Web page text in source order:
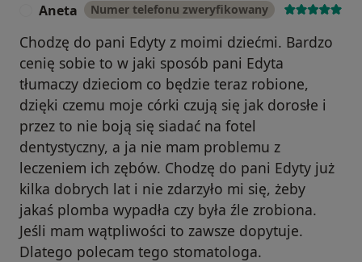
Aneta Numer telefonu zweryfikowany
Chodzę do pani Edyty z moimi dziećmi. Bardzo
cenię sobie to w jaki sposób pani Edyta
tłumaczy dzieciom co będzie teraz robione,
dzięki czemu moje córki czują się jak dorosłe i
przez to nie boją się siadać na fotel
dentystyczny, a ja nie mam problemu z
leczeniem ich zębów. Chodzę do pani Edyty już
kilka dobrych lat i nie zdarzyło mi się, żeby
jakaś plomba wypadła czy była źle zrobiona.
Jeśli mam wątpliwości to zawsze dopytuje.
Dlatego polecam tego stomatologa.